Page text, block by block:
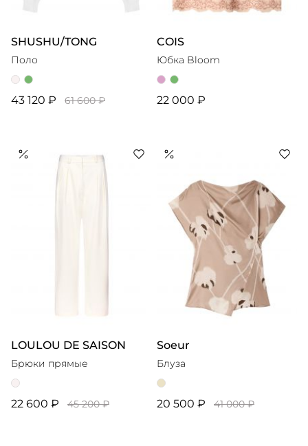
SHUSHU/TONG
Поло
43 120 ₽ 61 600 ₽
COIS
Юбка Bloom
22 000 ₽
LOULOU DE SAISON
Брюки прямые
22 600 ₽ 45 200 ₽
Soeur
Блуза
20 500 ₽ 41 000 ₽